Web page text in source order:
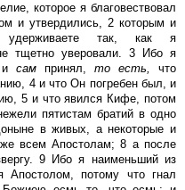
которое я благовествовал
и утвердились, 2 которым и
удерживаете так, как я
тщетно уверовали. 3 Ибо я
и сам принял, то есть,
что
4 и что Он погребен был, и
5 и что явился Кифе, потом
пятистам братий в одно
в живых, а некоторые и
всем Апостолам; 8 а после
9 Ибо я наименьший из
Апостолом, потому что гнал